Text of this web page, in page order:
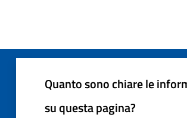
Quanto sono chiare le
su questa pagina?